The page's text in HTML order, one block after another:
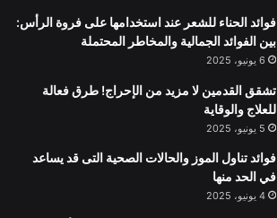
فوائد الحناء للشعر عند استخدامها على فروة الرأس:
بين الفوائد الجمالية والمخاطر المحتملة
6 يونيو، 2025
تشقق القدمين لا مزيد من الإحراج! طرق فعالة
للعلاج والوقاية
5 يونيو، 2025
فوائد تناول الموز والحالات الصحية التى قد يساعد
في الحد منها
4 يونيو، 2025